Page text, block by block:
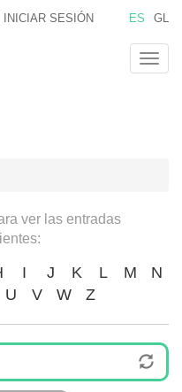
ES GL
INICIAR SESIÓN
ver las entradas
I J K L M
N
U V W Z